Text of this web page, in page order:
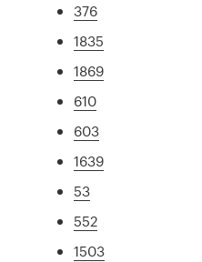
376
1835
1869
610
603
1639
53
552
1503